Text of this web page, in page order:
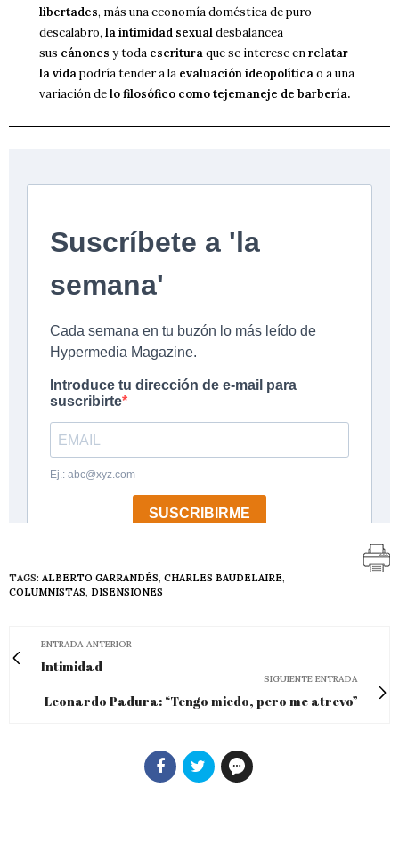
libertades, más una economía doméstica de puro
descalabro,la intimidad sexualdesbalancea
sus cánones y toda escrituraque se interese enrelatar
la vidapodría tender a la evaluación ideopolíticao a una
variación delo filosófico como tejemaneje de barbería.
TAGS: ALBERTO GARRANDÉS, CHARLES BAUDELAIRE,
COLUMNISTAS, DISENSIONES
ENTRADA ANTERIOR
Intimidad
SIGUIENTE ENTRADA
Leonardo Padura: “Tengo miedo, pero me atrevo”